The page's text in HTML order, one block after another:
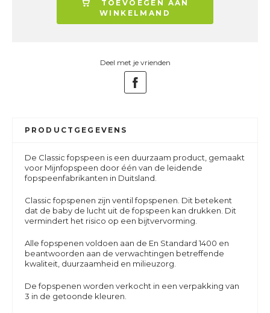
TOEVOEGEN AAN
WINKELMAND
Deel met je vrienden
PRODUCTGEGEVENS
De Classic fopspeen is een duurzaam product, gemaakt
voor Mijnfopspeen door één van de leidende
fopspeenfabrikanten in Duitsland.
Classic fopspenen zijn ventil fopspenen. Dit betekent
dat de baby de lucht uit de fopspeen kan drukken. Dit
vermindert het risico op een bijtvervorming.
Alle fopspenen voldoen aan de En Standard 1400 en
beantwoorden aan de verwachtingen betreffende
kwaliteit, duurzaamheid en milieuzorg.
De fopspenen worden verkocht in een verpakking van
3 in de getoonde kleuren.